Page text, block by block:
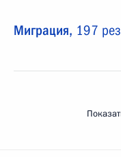
Миграция, 197